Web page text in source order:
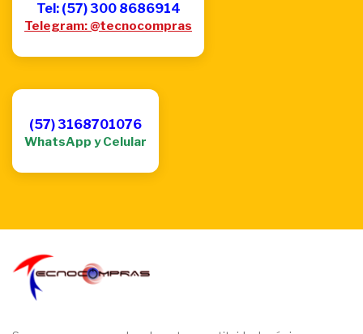
Tel: (57) 300 8686914
Telegram: @tecnocompras
(57) 3168701076
WhatsApp y Celular